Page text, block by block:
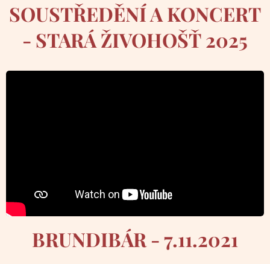
SOUSTŘEDĚNÍ A KONCERT
- STARÁ ŽIVOHOŠŤ 2025
BRUNDIBÁR - 7.11.2021